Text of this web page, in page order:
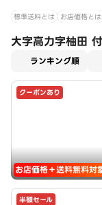
標準送料とは お店価格とは
大字高力字柚田
ランキング順
クーポンあり
お店価格＋送料無料対
半額セール